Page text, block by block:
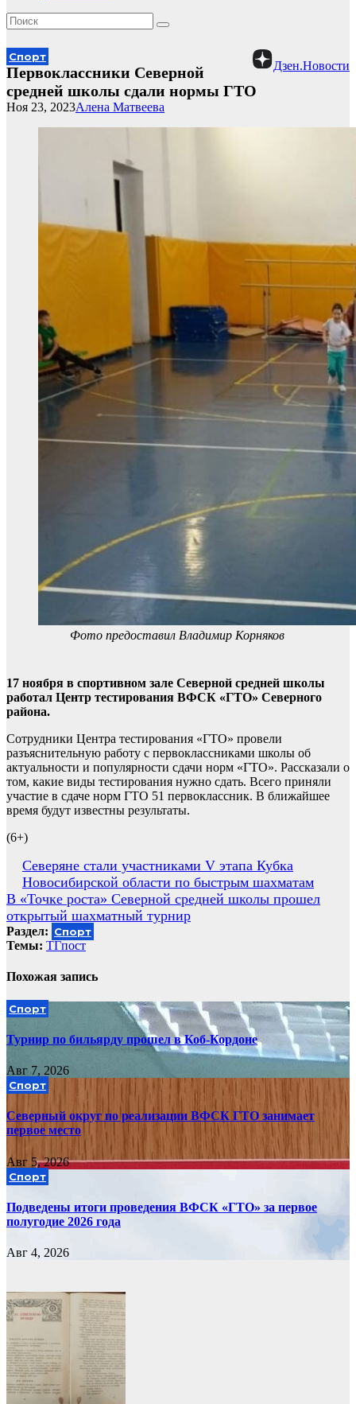
Дзен.Новости
Спорт
Первоклассники Северной
средней школы сдали нормы ГТО
Алена Матвеева
Ноя 23, 2023
Фото предоставил Владимир Корняков
17 ноября в спортивном зале Северной средней школы
работал Центр тестирования ВФСК «ГТО» Северного
района.
Сотрудники Центра тестирования «ГТО» провели
разъяснительную работу с первоклассниками школы об
актуальности и популярности сдачи норм «ГТО». Рассказали о
том, какие виды тестирования нужно сдать. Всего приняли
участие в сдаче норм ГТО 51 первоклассник. В ближайшее
время будут известны результаты.
(6+)
Навигация
по
записям
Северяне стали участниками V этапа Кубка
Новосибирской области по быстрым шахматам
В «Точке роста» Северной средней школы прошел
открытый шахматный турнир
Раздел: Спорт
Темы: ТГпост
Похожая запись
Спорт
Турнир по бильярду прошел в Коб-Кордоне
Авг 7, 2026
Спорт
Северный округ по реализации ВФСК ГТО занимает
первое место
Авг 5, 2026
Спорт
Подведены итоги проведения ВФСК «ГТО» за первое
полугодие 2026 года
Авг 4, 2026